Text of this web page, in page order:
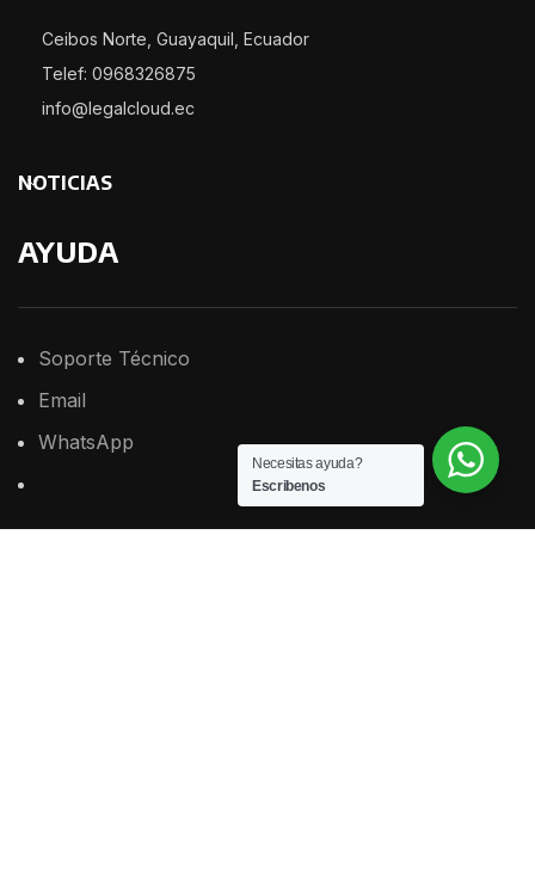
Ceibos Norte, Guayaquil, Ecuador
Telef: 0968326875
info@legalcloud.ec
NOTICIAS
AYUDA
Soporte Técnico
Email
WhatsApp
Necesitas ayuda?
Escribenos